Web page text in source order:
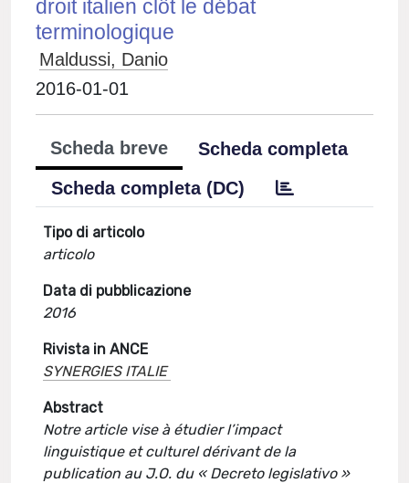
droit italien clôt le débat
terminologique
Maldussi, Danio
2016-01-01
Scheda breve
Scheda completa
Scheda completa (DC)
Tipo di articolo
articolo
Data di pubblicazione
2016
Rivista in ANCE
SYNERGIES ITALIE
Abstract
Notre article vise à étudier l’impact
linguistique et culturel dérivant de la
publication au J.O. du « Decreto legislativo »